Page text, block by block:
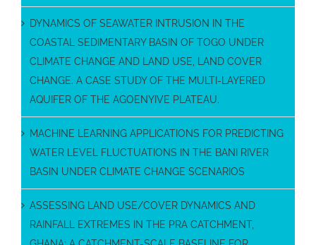
DYNAMICS OF SEAWATER INTRUSION IN THE
COASTAL SEDIMENTARY BASIN OF TOGO UNDER
CLIMATE CHANGE AND LAND USE, LAND COVER
CHANGE. A CASE STUDY OF THE MULTI-LAYERED
AQUIFER OF THE AGOENYIVE PLATEAU.
MACHINE LEARNING APPLICATIONS FOR PREDICTING
WATER LEVEL FLUCTUATIONS IN THE BANI RIVER
BASIN UNDER CLIMATE CHANGE SCENARIOS
ASSESSING LAND USE/COVER DYNAMICS AND
RAINFALL EXTREMES IN THE PRA CATCHMENT,